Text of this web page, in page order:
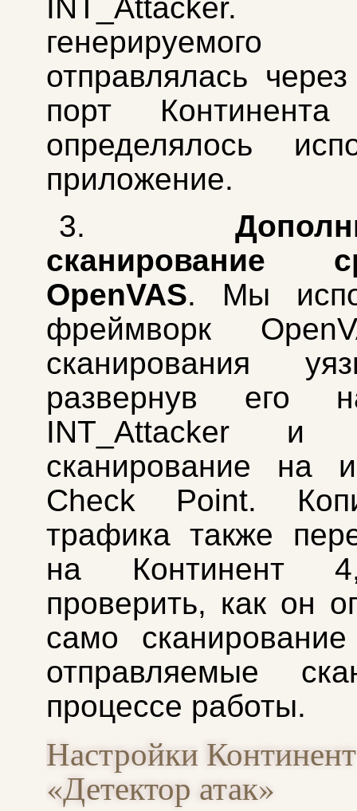
генерируемого
отправлялась
порт
определялось
приложение.
3.
сканирование
OpenVAS. Мы
фреймворк
сканирования
развернув его
INT_Attacker и
сканирование на
Check Point.
трафика также
на Континент
проверить, как он
само
отправляемые
процессе работы.
Настройки
«Детектор атак»